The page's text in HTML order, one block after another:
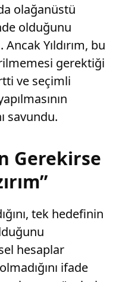
olağanüstü
olduğunu
Yıldırım, bu
gerektiği
ve seçimli
savundu.
Gerekirse
tek hedefinin
hesaplar
ifade